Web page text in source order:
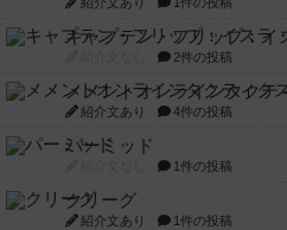
キャプテン・フリップ：イ
2件の投稿
メメントオンラインタクテ
紹介文あり 4件の投稿
パーミッド
1件の投稿
クリーグ
紹介文あり 1件の投稿